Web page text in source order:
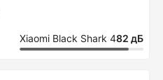
Xiaomi Black Shark 482 дБ